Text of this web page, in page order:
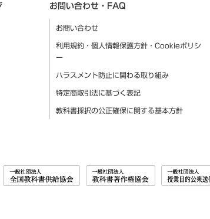
お問い合わせ・FAQ
お問い合わせ
利用規約・個人情報保護方針・Cookieポリシ
ー
ハラスメント防止に関わる取り組み
特定商取引法に基づく表記
教科書採択の公正確保に関する基本方針